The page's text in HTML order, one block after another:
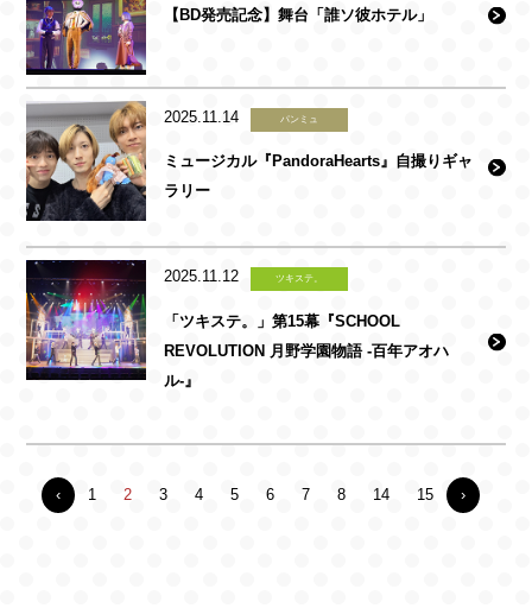
【BD発売記念】舞台「誰ソ彼ホテル」
2025.11.14 パンミュ
ミュージカル『PandoraHearts』自撮りギャ
ラリー
2025.11.12 ツキステ。
「ツキステ。」第15幕『SCHOOL
REVOLUTION 月野学園物語 -百年アオハ
ル-』
‹ 1 2 3 4 5 6 7 8 14 15 ›